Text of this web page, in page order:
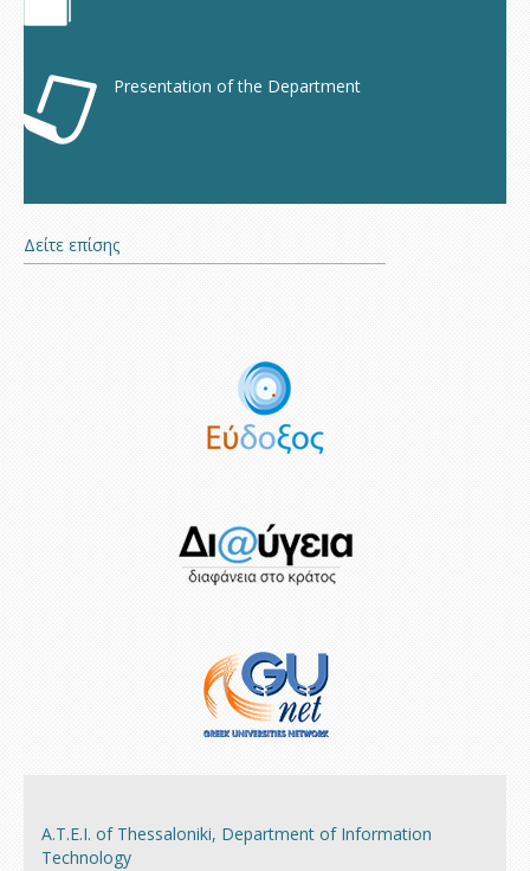
Presentation of the Department
Δείτε επίσης
A.Τ.Ε.Ι. of Thessaloniki, Department of Information
Technology